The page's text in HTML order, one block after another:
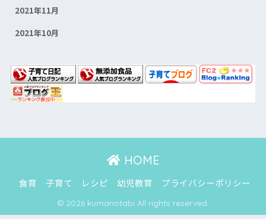
2021年11月
2021年10月
HOME
食育 子育て レシピ 幼児教育 プライバシーポリシー
© 2026 kumanotabi All rights reserved.